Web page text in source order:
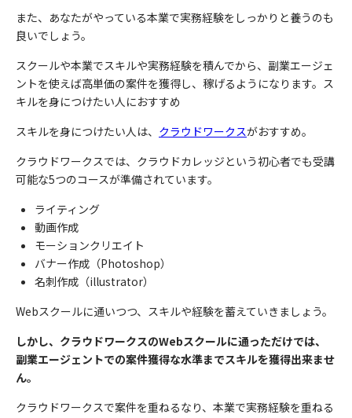
また、あなたがやっている本業で実務経験をしっかりと養うのも
良いでしょう。
スクールや本業でスキルや実務経験を積んでから、副業エージェ
ントを使えば高単価の案件を獲得し、稼げるようになります。ス
キルを身につけたい人におすすめ
スキルを身につけたい人は、 クラウドワークスがおすすめ。
クラウドワークスでは、クラウドカレッジという初心者でも受講
可能な5つのコースが準備されています。
ライティング
動画作成
モーションクリエイト
バナー作成（Photoshop）
名刺作成（illustrator）
Webスクールに通いつつ、スキルや経験を蓄えていきましょう。
しかし、クラウドワークスのWebスクールに通っただけでは、
副業エージェントでの案件獲得な水準までスキルを獲得出来ませ
ん。
クラウドワークスで案件を重ねるなり、本業で実務経験を重ねる